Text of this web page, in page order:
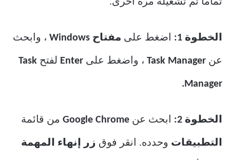
الخطوة 1: اضغط على مفتاح Windows ، وابحث
عن Task Manager ، واضغط على Enter لفتح Task
Manager.
الخطوة 2: ابحث عن Google Chrome من قائمة
التطبيقات وحدده. انقر فوق زر إنهاء المهمة